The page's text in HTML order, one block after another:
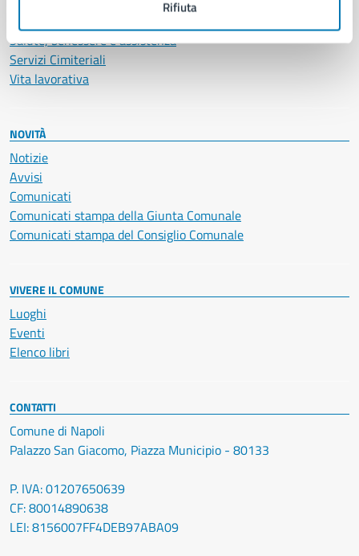
Rifiuta
Salute, benessere e assistenza
Servizi Cimiteriali
Vita lavorativa
NOVITÀ
Notizie
Avvisi
Comunicati
Comunicati stampa della Giunta Comunale
Comunicati stampa del Consiglio Comunale
VIVERE IL COMUNE
Luoghi
Eventi
Elenco libri
CONTATTI
Comune di Napoli
Palazzo San Giacomo, Piazza Municipio - 80133
P. IVA: 01207650639
CF: 80014890638
LEI: 8156007FF4DEB97ABA09